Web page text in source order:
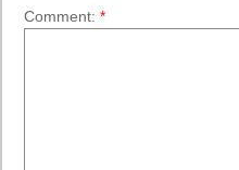
Comment: *